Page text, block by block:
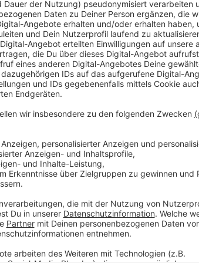
Das runde Jubiläum wird entsprechend
Am 21. März steigt im Alten Rathaus eine
gefeiert wird aber beim Würselner Stadtfest
Konzerte am Markt und an der Kaiserstraße mit
Ein großer Festzug wird das Stadtfest
Köstlichkeiten an und es gibt Oldtimer zu
noch große Feste der St. Hubertus-
Schützen und der Deutsch-Italienischen
zu vergessen die traditionsreichen
Jubiläumsjahrs stehen.
Eigens zum 100-Jährigen hat die Stadt
mit all den Terminen und Events eingerichtet.
Anzeige
©Pressestelle Stadt Würselen
Die Pfarrkirche St. Sebastian und der Markt in